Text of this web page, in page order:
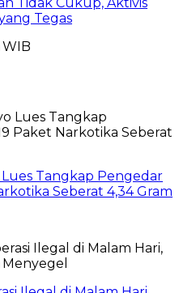
Tegas
WIB
Tangkap Pengedar
Seberat 4,34 Gram